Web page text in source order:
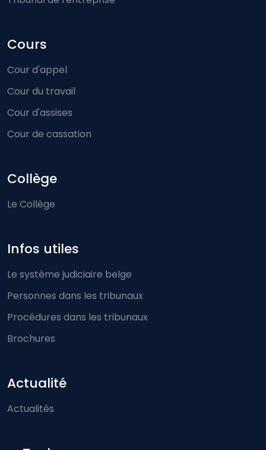
Cours
Cour d'appel
Cour du travail
Cour d'assises
Cour de cassation
Collège
Le Collège
Infos utiles
Le système judiciaire belge
Personnes dans les tribunaux
Procédures dans les tribunaux
Brochures
Actualité
Actualités